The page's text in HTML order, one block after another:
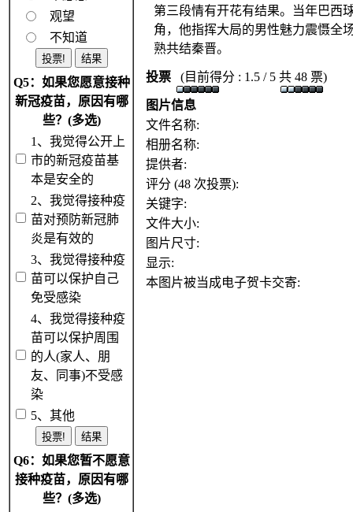
观望
不知道
Q5：如果您愿意接种
新冠疫苗，原因有哪
些？(多选)
1、我觉得公开上
市的新冠疫苗基
本是安全的
2、我觉得接种疫
苗对预防新冠肺
炎是有效的
3、我觉得接种疫
苗可以保护自己
免受感染
4、我觉得接种疫
苗可以保护周围
的人(家人、朋
友、同事)不受感
染
5、其他
Q6：如果您暂不愿意
接种疫苗，原因有哪
些？(多选)
第三段情有开花有结果。当年巴西
角，他指挥大局的男性魅力震慑全
熟共结秦晋。
投票 (目前得分 : 1.5 / 5 共 48 票)
图片信息
文件名称:
相册名称:
提供者:
评分 (48 次投票):
关键字:
文件大小:
图片尺寸:
显示:
本图片被当成电子贺卡交寄: